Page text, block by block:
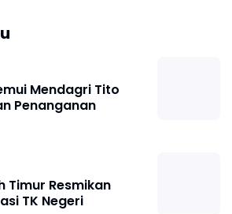
Mendagri Tito
Penanganan
Timur Resmikan
TK Negeri